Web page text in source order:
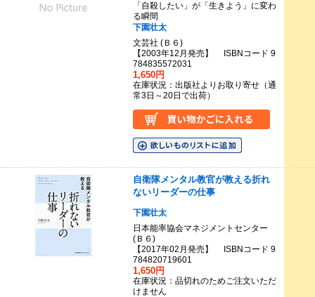
「自殺したい」が「生きよう」に変わ
る瞬間
下園壮太
文芸社 (Ｂ６)
【2003年12月発売】 ISBNコード 9
784835572031
1,650円
在庫状況：出版社よりお取り寄せ（通
常3日～20日で出荷）
自衛隊メンタル教官が教える折れ
ないリーダーの仕事
下園壮太
日本能率協会マネジメントセンター
(Ｂ６)
【2017年02月発売】 ISBNコード 9
784820719601
1,650円
在庫状況：品切れのためご注文いただ
けません